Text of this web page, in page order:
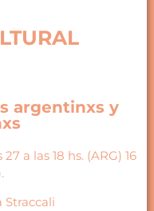
argentinxs y
a las 18 hs. (ARG) 16
Straccali